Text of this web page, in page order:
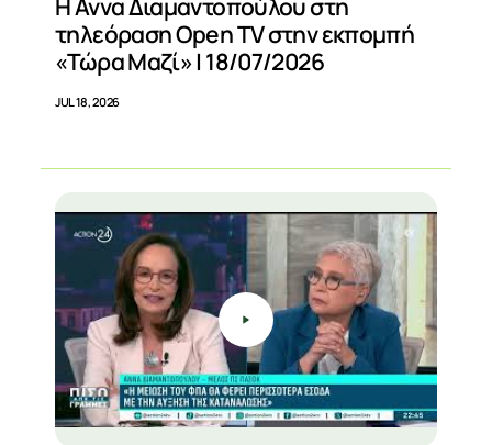
τηλεόραση Open TV στην εκπομπή
«Τώρα Μαζί» | 18/07/2026
JUL 18, 2026